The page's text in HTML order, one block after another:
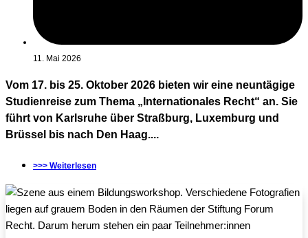
11. Mai 2026
Vom 17. bis 25. Oktober 2026 bieten wir eine neuntägige
Studienreise zum Thema „Internationales Recht“ an. Sie
führt von Karlsruhe über Straßburg, Luxemburg und
Brüssel bis nach Den Haag....
>>> Weiterlesen